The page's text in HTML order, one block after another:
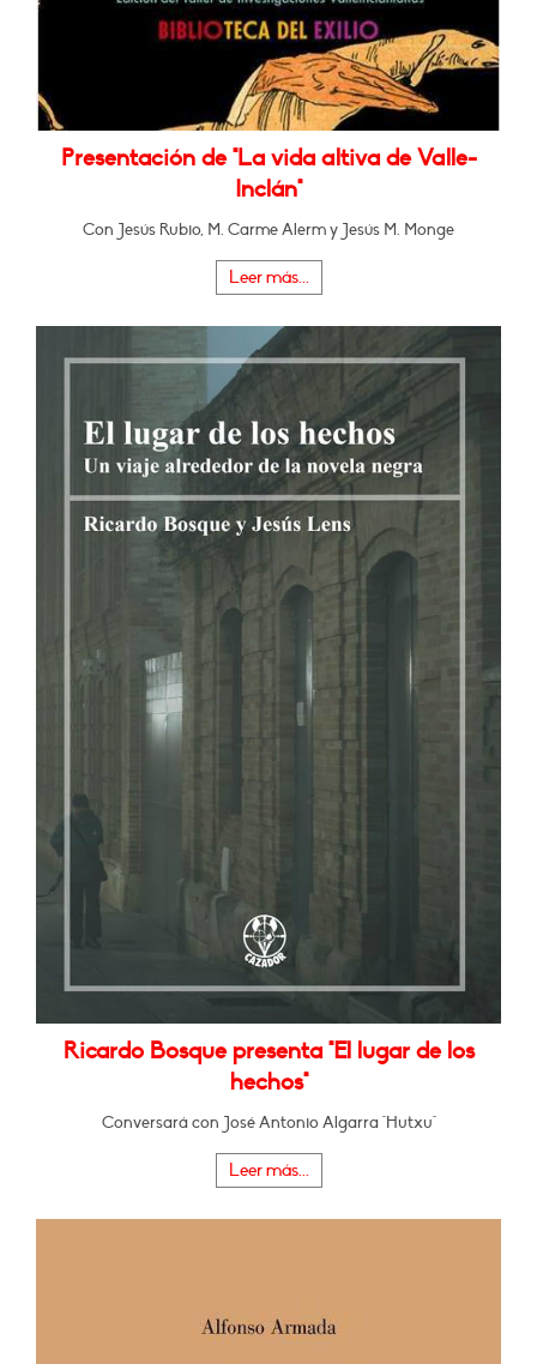
Presentación de "La vida altiva de Valle-
Inclán"
Con Jesús Rubio, M. Carme Alerm y Jesús M. Monge
Leer más...
Ricardo Bosque presenta "El lugar de los
hechos"
Conversará con José Antonio Algarra "Hutxu"
Leer más...